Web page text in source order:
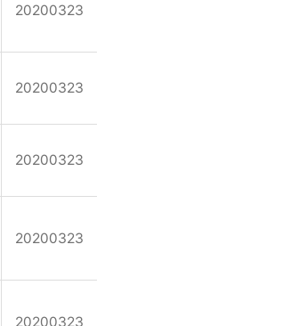
20200323
20200323
20200323
20200323
20200323